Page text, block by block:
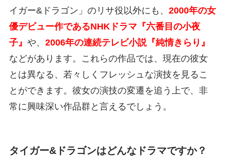
イガー&ドラゴン」のリサ役以外にも、 2000年の女
優デビュー作であるNHKドラマ『六番目の小夜
子』 や、 2006年の連続テレビ小説『純情きらり』
などがあります。これらの作品では、現在の彼女
とは異なる、若々しくフレッシュな演技を見るこ
とができます。彼女の演技の変遷を追う上で、非
常に興味深い作品群と言えるでしょう。
タイガー&ドラゴンはどんなドラマですか？